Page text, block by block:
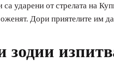
са ударени от стрелата на
Дори приятелите им
зодии